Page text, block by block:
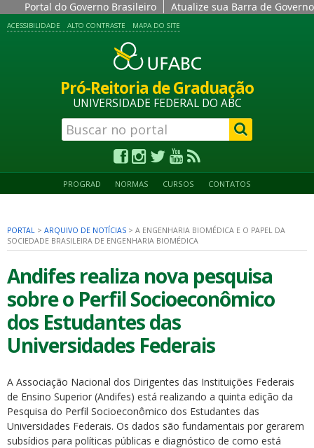
Portal do Governo Brasileiro Atualize sua Barra de Governo
ACESSIBILIDADE ALTO CONTRASTE MAPA DO SITE
Pró-Reitoria de Graduação
UNIVERSIDADE FEDERAL DO ABC
PROGRAD NORMAS CURSOS CONTATOS
PORTAL > ARQUIVO DE NOTÍCIAS > A ENGENHARIA BIOMÉDICA E O PAPEL DA
SOCIEDADE BRASILEIRA DE ENGENHARIA BIOMÉDICA
Andifes realiza nova pesquisa
sobre o Perfil Socioeconômico
dos Estudantes das
Universidades Federais
A Associação Nacional dos Dirigentes das Instituições Federais
de Ensino Superior (Andifes) está realizando a quinta edição da
Pesquisa do Perfil Socioeconômico dos Estudantes das
Universidades Federais. Os dados são fundamentais por gerarem
subsídios para políticas públicas e diagnóstico de como está